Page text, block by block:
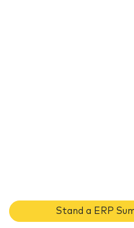
Stand a ERP